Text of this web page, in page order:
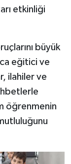
etkinliği
büyük
eğitici ve
ilahiler ve
öğrenmenin